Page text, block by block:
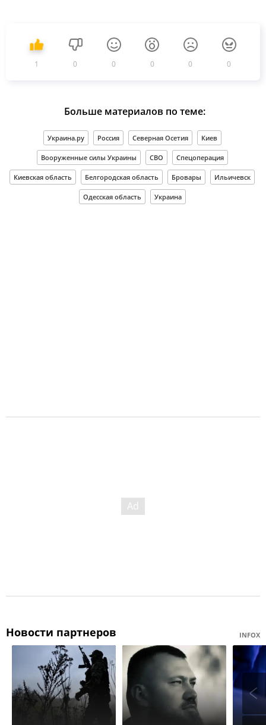
1 0 0 0 0 0
Больше материалов по теме:
Украина.ру Россия Северная Осетия Киев
Вооруженные силы Украины СВО Спецоперация
Киевская область Белгородская область Бровары Ильичевск
Одесская область Украина
Новости партнеров INFOX